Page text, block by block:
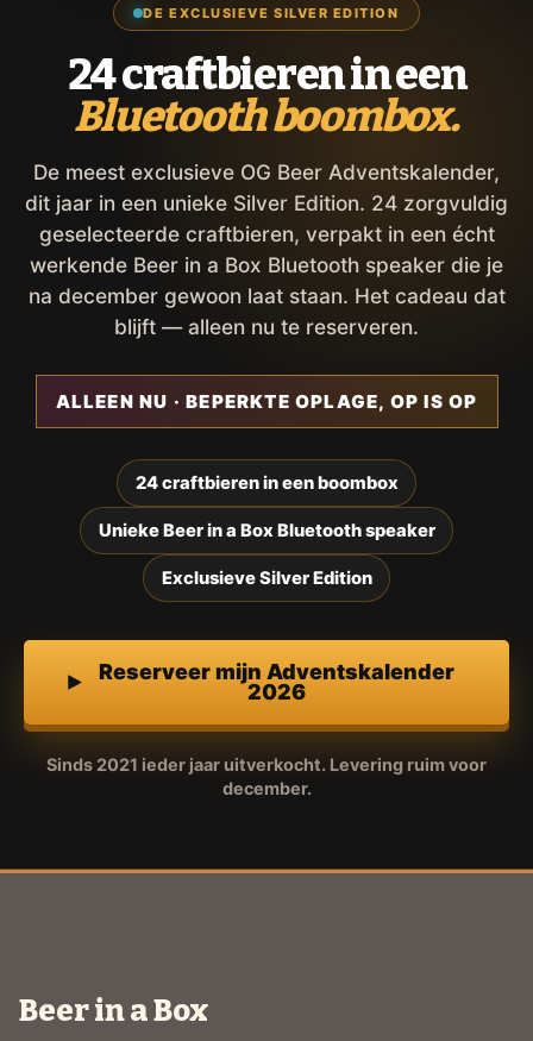
DE EXCLUSIEVE SILVER EDITION
24 craftbieren in een
Bluetooth boombox.
De meest exclusieve OG Beer Adventskalender,
dit jaar in een unieke Silver Edition. 24 zorgvuldig
geselecteerde craftbieren, verpakt in een écht
werkende Beer in a Box Bluetooth speaker die je
na december gewoon laat staan. Het cadeau dat
blijft — alleen nu te reserveren.
ALLEEN NU · BEPERKTE OPLAGE, OP IS OP
24 craftbieren in een boombox
Unieke Beer in a Box Bluetooth speaker
Exclusieve Silver Edition
Reserveer mijn Adventskalender
2026
Sinds 2021 ieder jaar uitverkocht. Levering ruim voor
december.
Beer in a Box